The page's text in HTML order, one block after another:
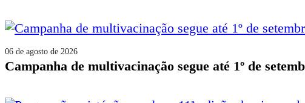
06 de agosto de 2026
campanha de multivacinação segue até 1º de